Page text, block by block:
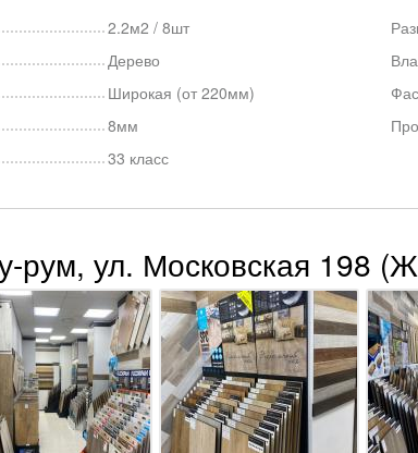
2.2м2 / 8шт
Дерево
Широкая (от 220мм)
8мм
33 класс
рум, ул. Московская 198